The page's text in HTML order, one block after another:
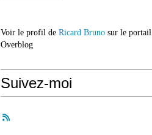
Voir le profil de Ricard Bruno sur le portail
Overblog
Suivez-moi